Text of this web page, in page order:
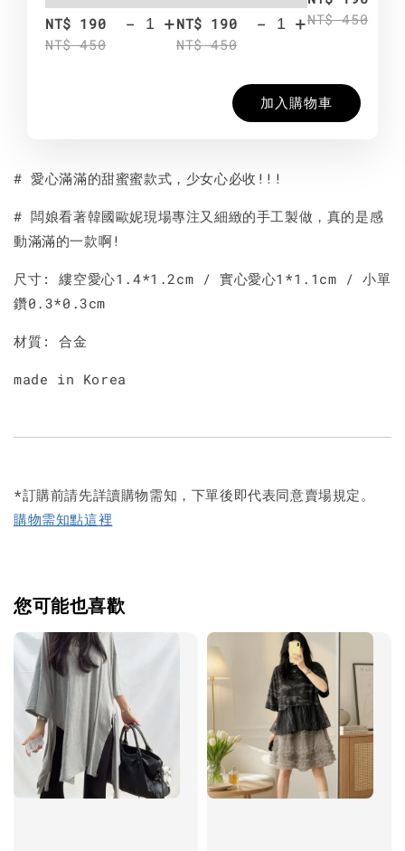
NT$ 190
NT$ 450
- +NT$ 190
NT$ 450
- +NT$ 450
加入購物車
# 愛心滿滿的甜蜜蜜款式，少女心必收!!!
# 闆娘看著韓國歐妮現場專注又細緻的手工製做，真的是感
動滿滿的一款啊!
尺寸: 縷空愛心1.4*1.2cm / 實心愛心1*1.1cm / 小單
鑽0.3*0.3cm
材質: 合金
made in Korea
*訂購前請先詳讀購物需知，下單後即代表同意賣場規定。
購物需知點這裡
您可能也喜歡